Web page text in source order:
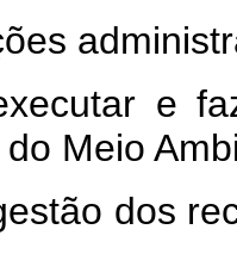
e
Meio
dos